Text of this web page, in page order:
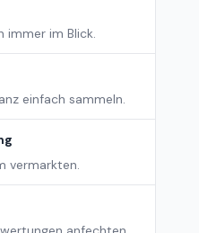
immer im Blick.
einfach sammeln.
vermarkten.